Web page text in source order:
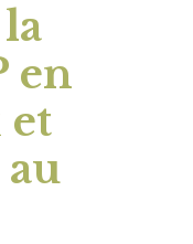
en
et